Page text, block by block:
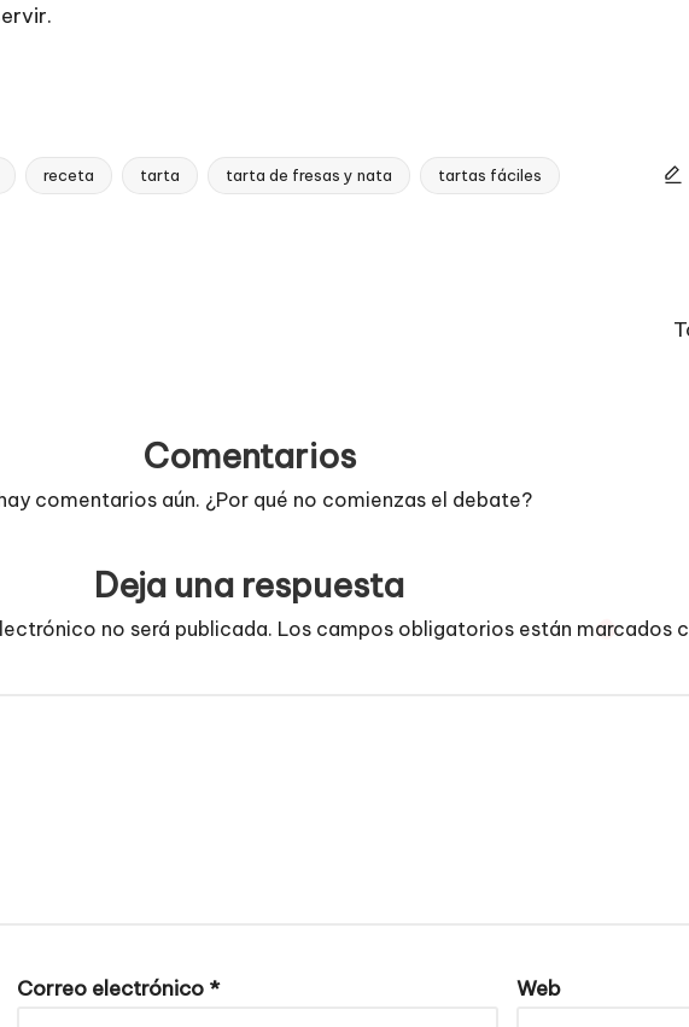
receta tarta tarta de fresas y nata tartas fáciles
Comentarios
comentarios aún. ¿Por qué no comienzas el debate?
Deja una respuesta
no será publicada. Los campos obligatorios están marcados
Correo electrónico * Web